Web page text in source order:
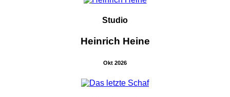
Studio
Heinrich Heine
Okt 2026